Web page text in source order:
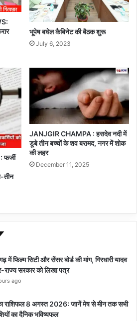
भूपेष बघेल कैबिनेट की बैठक शुरू
July 6, 2023
तीन
JANJGIR CHAMPA : हसदेव नदी में
डूबे तीन बच्चों के शव बरामद, नगर में शोक
की लहर
December 11, 2025
में फिल्म सिटी और सेंसर बोर्ड की मांग, गिरधारी यादव
सरकार को लिखा पत्र
ago
राशिफल 8 अगस्त 2026: जानें मेष से मीन तक सभी
का दैनिक भविष्यफल